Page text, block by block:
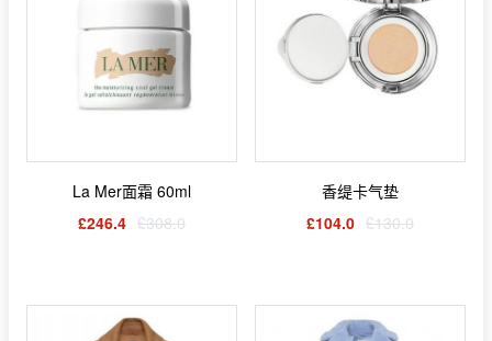
La Mer面霜 60ml
£246.4 £308.0
香缇卡气垫
£104.0 £130.0